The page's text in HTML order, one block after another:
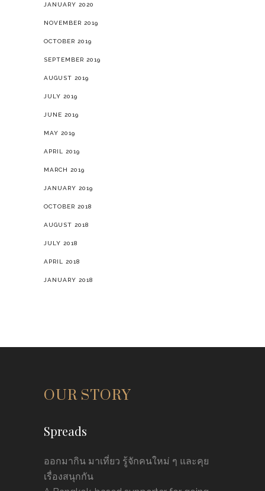
JANUARY 2020
NOVEMBER 2019
OCTOBER 2019
SEPTEMBER 2019
AUGUST 2019
JULY 2019
JUNE 2019
MAY 2019
APRIL 2019
MARCH 2019
JANUARY 2019
OCTOBER 2018
AUGUST 2018
JULY 2018
APRIL 2018
JANUARY 2018
OUR STORY
Spreads
ออกมากิน มาเที่ยว รู้จักคนใหม่ ๆ และคุย
เรื่องสนุกกัน